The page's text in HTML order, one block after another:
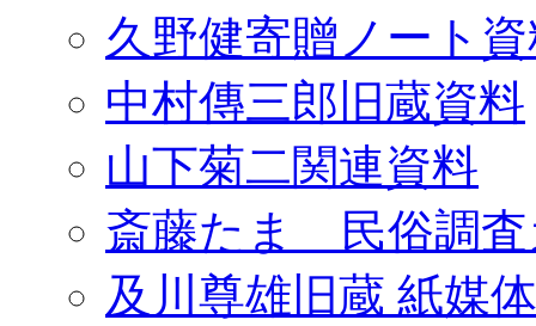
久野健寄贈ノート
中村傳三郎旧蔵資料
山下菊二関連資料
斎藤たま 民俗調査
及川尊雄旧蔵 紙媒